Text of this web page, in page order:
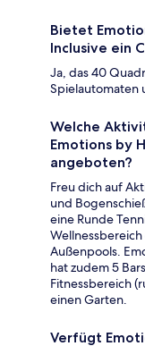
Bietet
Inclusive ein
Ja, das 40
Spielautomaten
Welche
Emotions by
angeboten?
Freu dich auf
und
eine Runde
Außenpools.
hat zudem 5
Fitnessbereich
einen Garten.
Verfügt